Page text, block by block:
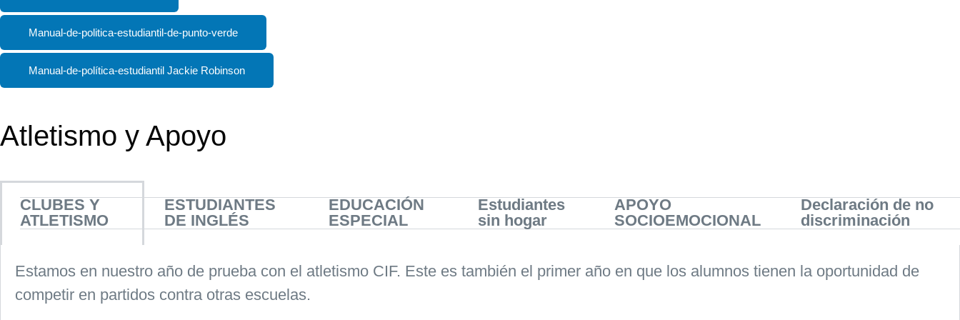
Manual-de-politica-estudiantil-de-punto-verde
Manual-de-política-estudiantil Jackie Robinson
Atletismo y Apoyo
CLUBES Y
ATLETISMO
ESTUDIANTES
DE INGLÉS
EDUCACIÓN
ESPECIAL
Estudiantes
sin hogar
APOYO
SOCIOEMOCIONAL
Declaración de no
discriminación
Estamos en nuestro año de prueba con el atletismo CIF. Este es también el primer año en que los alumnos tienen la oportunidad de
competir en partidos contra otras escuelas.